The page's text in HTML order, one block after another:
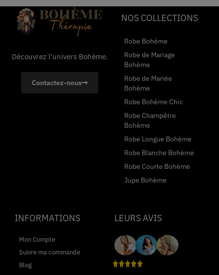
Découvrez l'univers Bohème.
Contactez-nous
NOS COLLECTIONS
Robe Bohème
Robe de Mariage
Bohème
Robe de Mariée
Bohème
Robe Bohème Chic
Robe Champêtre
Bohème
Robe Longue Bohème
Robe Blanche Bohème
Robe Courte Bohème
Jupe Bohème
INFORMATIONS
Mon Compte
Suivre ma commande
Blog
LEURS AVIS